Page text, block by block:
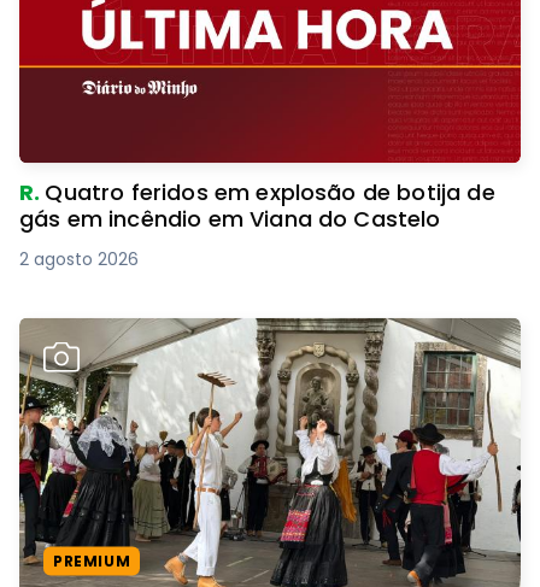
R. Quatro feridos em explosão de botija de
gás em incêndio em Viana do Castelo
2 agosto 2026
PREMIUM